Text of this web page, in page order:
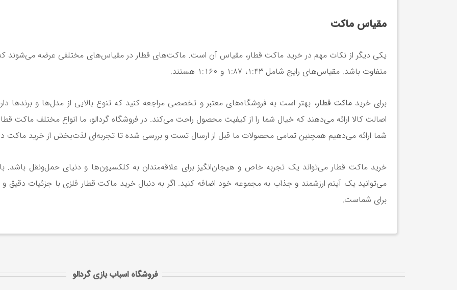
مقیاس ماکت
یکی دیگر از نکات مهم در خرید ماکت قطار، مقیاس آن است. ماکت‌های قطار در مقیاس‌های مختلفی عرضه می‌شوند
متفاوت باشد. مقیاس‌های رایج شامل ۱:۴۳، ۱:۸۷ و ۱:۱۶۰ هستند.
برای خریدماکت قطار، بهتر است به فروشگاه‌های معتبر و تخصصی مراجعه کنید که تنوع بالایی از مدل‌ها و برندها
اصالت کالا ارائه می‌دهند که خیال شما را از کیفیت محصول راحت می‌کند. در فروشگاه گردالو، ما انواع مختلف ماکت
شما ارائه می‌دهیم همچنین تمامی محصولات ما قبل از ارسال تست و بررسی شده تا تجربه‌ای لذت‌بخش از خرید ماکت
خرید ماکت قطار می‌تواند یک تجربه خاص و هیجان‌انگیز برای علاقه‌مندان به کلکسیون‌ها و دنیای حمل‌ونقل
می‌توانید یک آیتم ارزشمند و جذاب به مجموعه خود اضافه کنید. اگر به دنبال خرید ماکت قطار فلزی با جزئیات دقیق و
برای شماست.
فروشگاه اسباب بازی گردالو